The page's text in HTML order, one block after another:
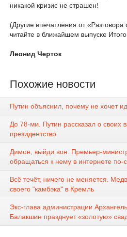
никакой кризис не страшен!
(Другие впечатления от
читайте в ближайшем выпуске
Леонид Черток
Похожие новости
Путин объяснил, почему не хочет
До 78-ми. Путин рассказал о своих
президентство
Димон, выйди вон. Премьер-
обращаться к нему в интернете по-
Всё течёт, ничего не меняется.
своего "камбэка" в Кремль
Экс-глава администрации
Балакшин празднует «золотую»